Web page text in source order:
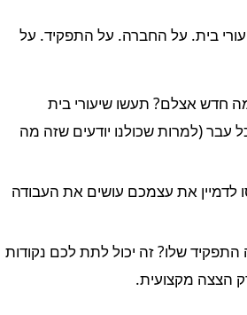
בית. על החברה. על התפקיד. על
חדש אצלם? תעשו שיעורי בית
(למרות שכולנו יודעים שזה מה
לדמיין את עצמכם עושים את העבודה
שלו? זה יכול לתת לכם נקודות
הצצה מקצועית.